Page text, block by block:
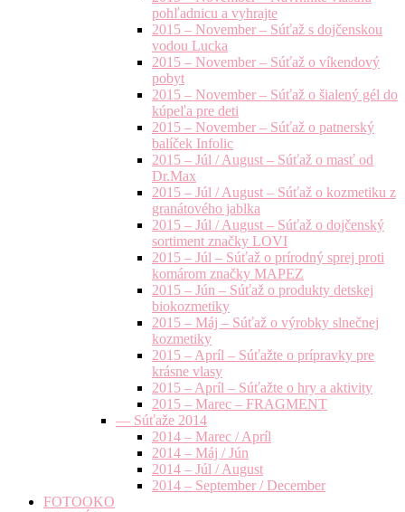
pohľadnicu a vyhrajte
2015 – November – Súťaž s dojčenskou
vodou Lucka
2015 – November – Súťaž o víkendový
pobyt
2015 – November – Súťaž o šialený gél do
kúpeľa pre deti
2015 – November – Súťaž o patnerský
balíček Infolic
2015 – Júl / August – Súťaž o masť od
Dr.Max
2015 – Júl / August – Súťaž o kozmetiku z
granátového jablka
2015 – Júl / August – Súťaž o dojčenský
sortiment značky LOVI
2015 – Júl – Súťaž o prírodný sprej proti
komárom značky MAPEZ
2015 – Jún – Súťaž o produkty detskej
biokozmetiky
2015 – Máj – Súťaž o výrobky slnečnej
kozmetiky
2015 – Apríl – Súťažte o prípravky pre
krásne vlasy
2015 – Apríl – Súťažte o hry a aktivity
2015 – Marec – FRAGMENT
— Súťaže 2014
2014 – Marec / Apríl
2014 – Máj / Jún
2014 – Júl / August
2014 – September / December
FOTOOKO